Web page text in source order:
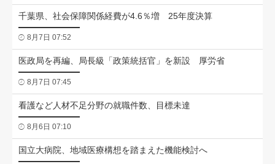
千葉県、社会保障関係経費が4.6％増 25年度決算
8月7日 07:52
医政局を再編、局長級「政策統括官」を新設 厚労省
8月7日 07:45
看護など人材不足分野の就職件数、目標未達
8月6日 07:10
国立大病院、地域医療構想を踏まえた機能検討へ